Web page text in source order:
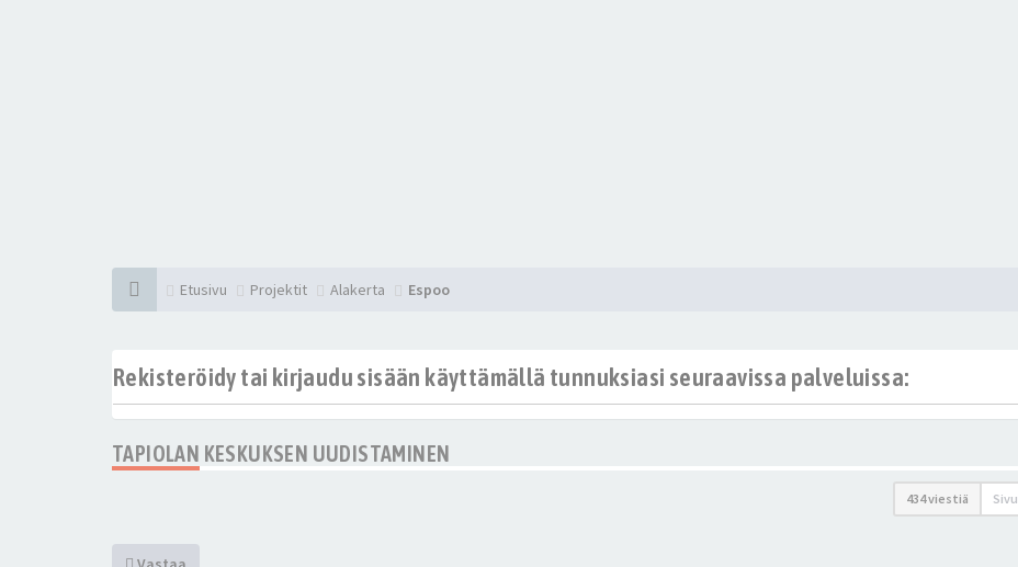
Etusivu Projektit Alakerta Espoo
Rekisteröidy tai kirjaudu sisään käyttämällä tunnuksiasi seuraavissa palveluissa:
TAPIOLAN KESKUKSEN UUDISTAMINEN
434 viestiä Sivu